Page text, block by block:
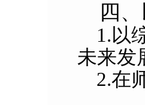
四
1.以
未来发
2.在